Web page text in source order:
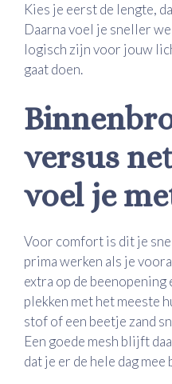
Kies je eerst de lengte,
Daarna voel je sneller
logisch zijn voor jouw
gaat doen.
versus
voel je
Voor comfort is dit je
prima werken als je
extra op de beenopening
plekken met het meeste
stof of een beetje zand
Een goede mesh blijft
dat je er de hele dag mee